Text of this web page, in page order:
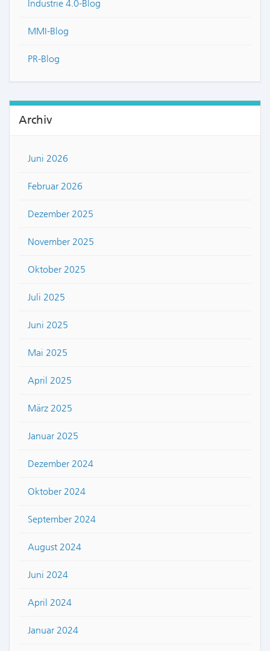
Industrie 4.0-Blog
MMI-Blog
PR-Blog
Archiv
Juni 2026
Februar 2026
Dezember 2025
November 2025
Oktober 2025
Juli 2025
Juni 2025
Mai 2025
April 2025
März 2025
Januar 2025
Dezember 2024
Oktober 2024
September 2024
August 2024
Juni 2024
April 2024
Januar 2024